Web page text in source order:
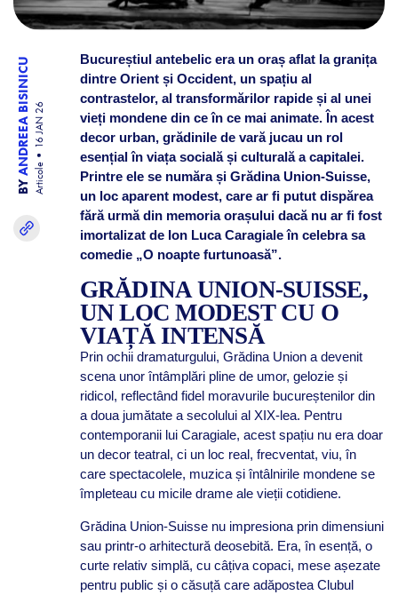
BY
ANDREEA BISINICU
Articole
16 JAN 26
Bucureștiul antebelic era un oraș aflat la granița
dintre Orient și Occident, un spațiu al
contrastelor, al transformărilor rapide și al unei
vieți mondene din ce în ce mai animate. În acest
decor urban, grădinile de vară jucau un rol
esențial în viața socială și culturală a capitalei.
Printre ele se număra și Grădina Union-Suisse,
un loc aparent modest, care ar fi putut dispărea
fără urmă din memoria orașului dacă nu ar fi fost
imortalizat de Ion Luca Caragiale în celebra sa
comedie „O noapte furtunoasă”.
GRĂDINA UNION-SUISSE,
UN LOC MODEST CU O
VIAȚĂ INTENSĂ
Prin ochii dramaturgului, Grădina Union a devenit
scena unor întâmplări pline de umor, gelozie și
ridicol, reflectând fidel moravurile bucureștenilor din
a doua jumătate a secolului al XIX-lea. Pentru
contemporanii lui Caragiale, acest spațiu nu era doar
un decor teatral, ci un loc real, frecventat, viu, în
care spectacolele, muzica și întâlnirile mondene se
împleteau cu micile drame ale vieții cotidiene.
Grădina Union-Suisse nu impresiona prin dimensiuni
sau printr-o arhitectură deosebită. Era, în esență, o
curte relativ simplă, cu câțiva copaci, mese așezate
pentru public și o căsuță care adăpostea Clubul